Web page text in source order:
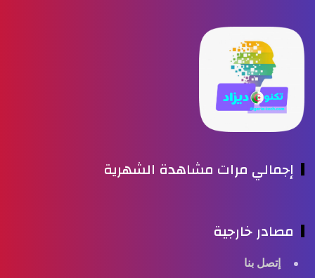
إجمالي مرات مشاهدة الشهرية
مصادر خارجية
إتصل بنا